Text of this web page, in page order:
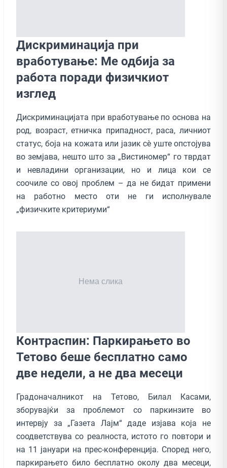
Дискриминација при
вработување: Ме одбија за
работа поради физичкиот
изглед
Дискриминацијата при вработување по основа на
род, возраст, етничка припадност, раса, личниот
статус, боја на кожата или јазик сè уште опстојува
во земјава, нешто што за „Вистиномер“ го тврдат
и невладини организации, но и лица кои се
соочиле со овој проблем – да не бидат примени
на работно место оти не ги исполнувале
„физичките критериуми“
Контраспин: Паркирањето во
Тетово беше бесплатно само
две недели, а не два месеци
Градоначалникот на Тетово, Билал Касами,
зборувајќи за проблемот со паркинзите во
интервју за „Газета Лајм“ даде изјава која не
соодветствува со реалноста, истото го повтори и
на 11 јануари на прес-конференција. Според него,
паркирањето било бесплатно околу два месеци,